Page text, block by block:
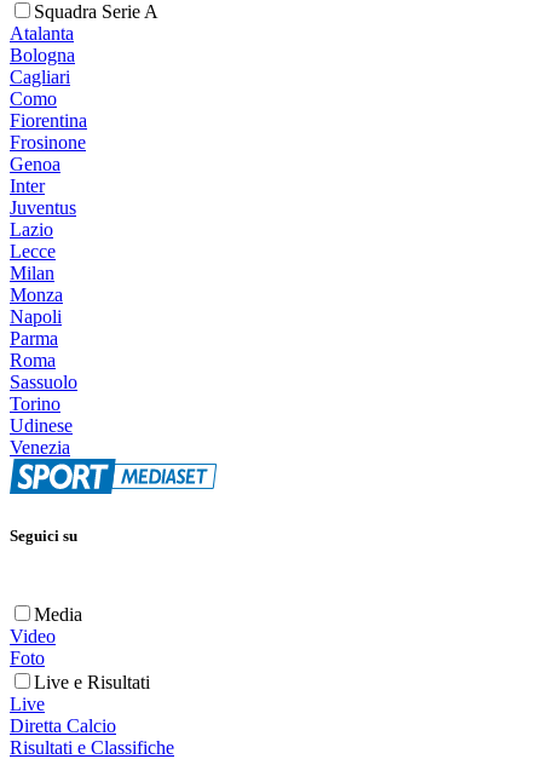
Squadra Serie A
Atalanta
Bologna
Cagliari
Como
Fiorentina
Frosinone
Genoa
Inter
Juventus
Lazio
Lecce
Milan
Monza
Napoli
Parma
Roma
Sassuolo
Torino
Udinese
Venezia
Seguici su
Media
Video
Foto
Live e Risultati
Live
Diretta Calcio
Risultati e Classifiche